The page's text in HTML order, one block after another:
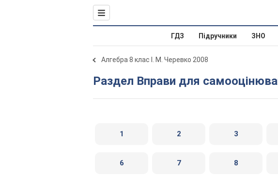
ГДЗ Підручники ЗНО
Алгебра 8 клас І. М. Черевко 2008
Раздел Вправи для
1 2 3
6 7 8